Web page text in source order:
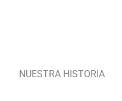
NUESTRA HISTORIA